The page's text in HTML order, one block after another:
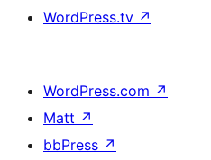
WordPress.tv ↗
WordPress.com ↗
Matt ↗
bbPress ↗